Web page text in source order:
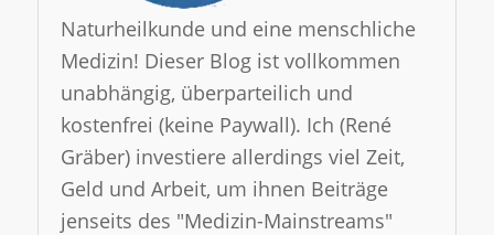
Naturheilkunde und eine menschliche
Medizin! Dieser Blog ist vollkommen
unabhängig, überparteilich und
kostenfrei (keine Paywall). Ich (René
Gräber) investiere allerdings viel Zeit,
Geld und Arbeit, um ihnen Beiträge
jenseits des "Medizin-Mainstreams"